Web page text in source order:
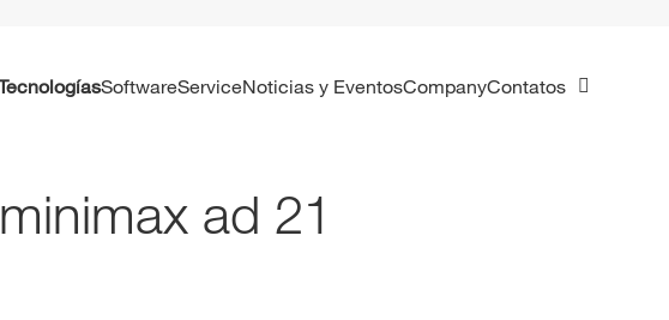
Tecnologías Software Service Noticias y Eventos Company Contatos
minimax ad 21